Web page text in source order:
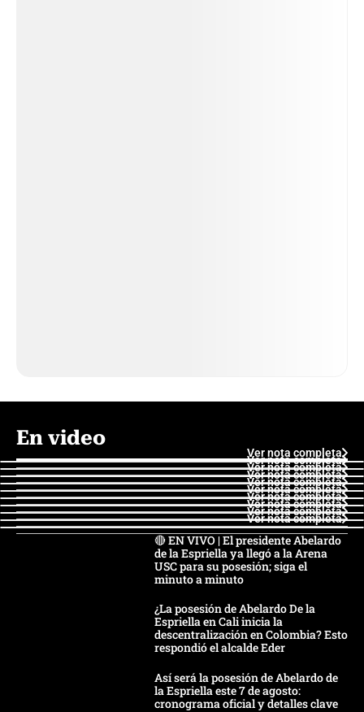
En video
Ver nota completa
Ver nota completa
Ver nota completa
Ver nota completa
Ver nota completa
Ver nota completa
Ver nota completa
Ver nota completa
Ver nota completa
Ver nota completa
🔴 EN VIVO | El presidente Abelardo
de la Espriella ya llegó a la Arena
USC para su posesión; siga el
minuto a minuto
¿La posesión de Abelardo De la
Espriella en Cali inicia la
descentralización en Colombia? Esto
respondió el alcalde Eder
Así será la posesión de Abelardo de
la Espriella este 7 de agosto:
cronograma oficial y detalles clave